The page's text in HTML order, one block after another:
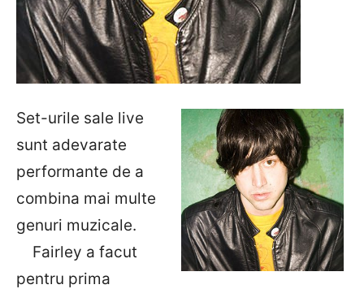
Set-urile sale live
sunt adevarate
performante de a
combina mai multe
genuri muzicale.
Fairley a facut
pentru prima